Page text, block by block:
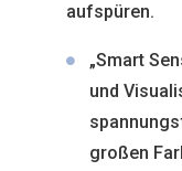
aufspüren.
„Smart
und
großen